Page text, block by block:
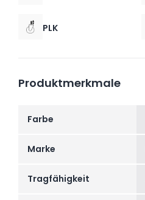
PLK
Produktmerkmale
Farbe
Marke
Tragfähigkeit